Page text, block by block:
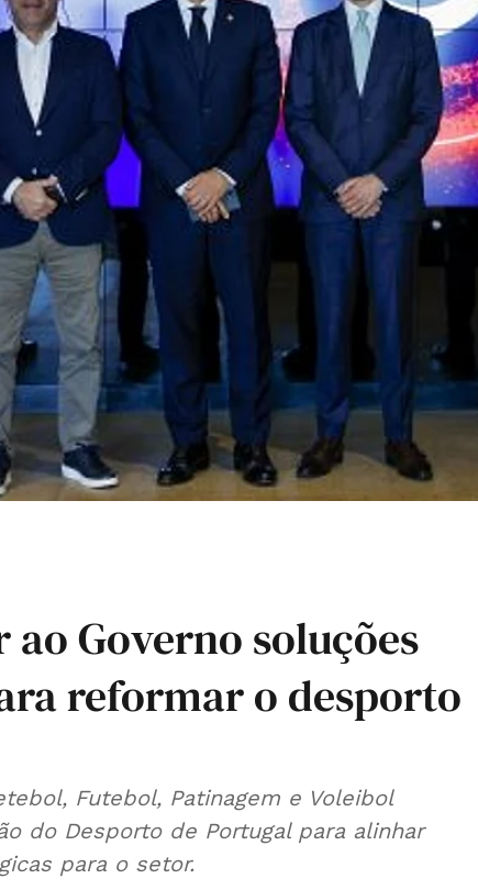
ao Governo soluções
reformar o desporto
Futebol, Patinagem e Voleibol
do Desporto de Portugal para alinhar
para o setor.